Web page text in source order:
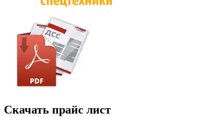
Скачать прайс лист